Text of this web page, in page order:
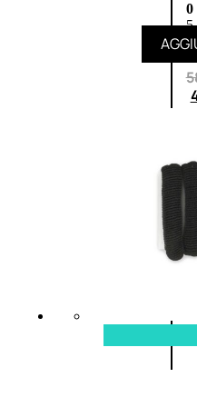
0
5
Esaurito